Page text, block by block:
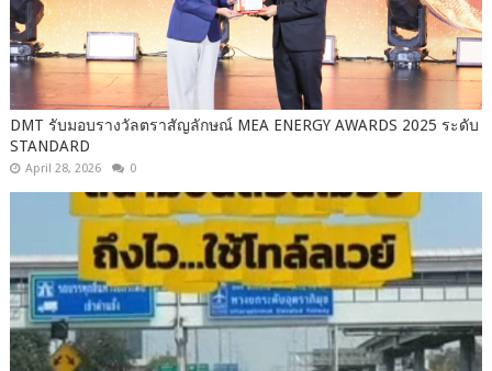
DMT รับมอบรางวัลตราสัญลักษณ์ MEA ENERGY AWARDS 2025 ระดับ
STANDARD
April 28, 2026 0